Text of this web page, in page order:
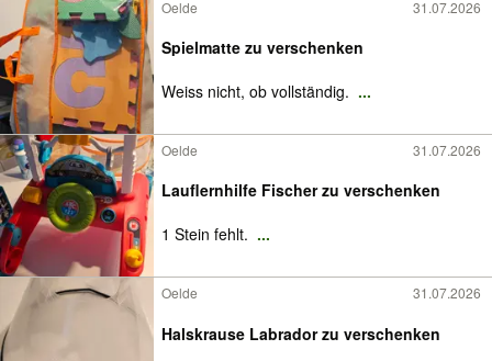
Oelde 31.07.2026
Spielmatte zu verschenken
Weiss nicht, ob vollständig. ...
Oelde 31.07.2026
Lauflernhilfe Fischer zu verschenken
1 Stein fehlt. ...
Oelde 31.07.2026
Halskrause Labrador zu verschenken